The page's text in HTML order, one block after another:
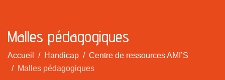
Malles pédagogiques
Accueil Handicap
Centre de ressources AMI’S
Malles pédagogiques